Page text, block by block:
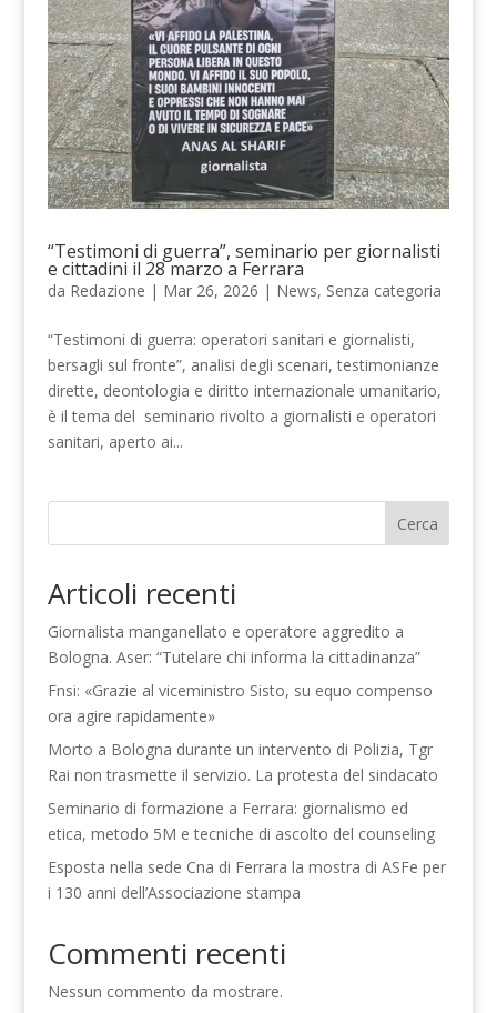
“Testimoni di guerra”, seminario per giornalisti
e cittadini il 28 marzo a Ferrara
da Redazione | Mar 26, 2026 | News, Senza categoria
“Testimoni di guerra: operatori sanitari e giornalisti,
bersagli sul fronte”, analisi degli scenari, testimonianze
dirette, deontologia e diritto internazionale umanitario,
è il tema del seminario rivolto a giornalisti e operatori
sanitari, aperto ai...
Cerca
Articoli recenti
Giornalista manganellato e operatore aggredito a
Bologna. Aser: “Tutelare chi informa la cittadinanza”
Fnsi: «Grazie al viceministro Sisto, su equo compenso
ora agire rapidamente»
Morto a Bologna durante un intervento di Polizia, Tgr
Rai non trasmette il servizio. La protesta del sindacato
Seminario di formazione a Ferrara: giornalismo ed
etica, metodo 5M e tecniche di ascolto del counseling
Esposta nella sede Cna di Ferrara la mostra di ASFe per
i 130 anni dell’Associazione stampa
Commenti recenti
Nessun commento da mostrare.